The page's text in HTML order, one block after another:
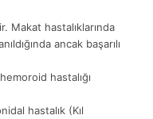
Makat hastalıklarında
ancak başarılı
hastalığı
hastalık (Kıl